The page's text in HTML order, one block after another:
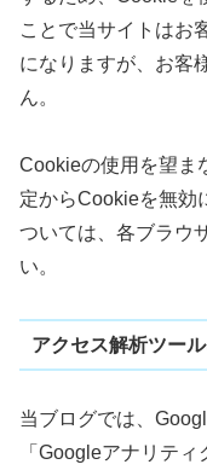
ことで当サイトはお
になりますが、お客
ん。
Cookieの使用を望ま
定からCookieを無効
ついては、各ブラウ
い。
アクセス解析ツー
当ブログでは、
「Googleアナリテ